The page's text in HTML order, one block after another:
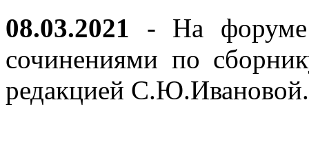
08.03.2021 - На форуме
сочинениями по
редакцией